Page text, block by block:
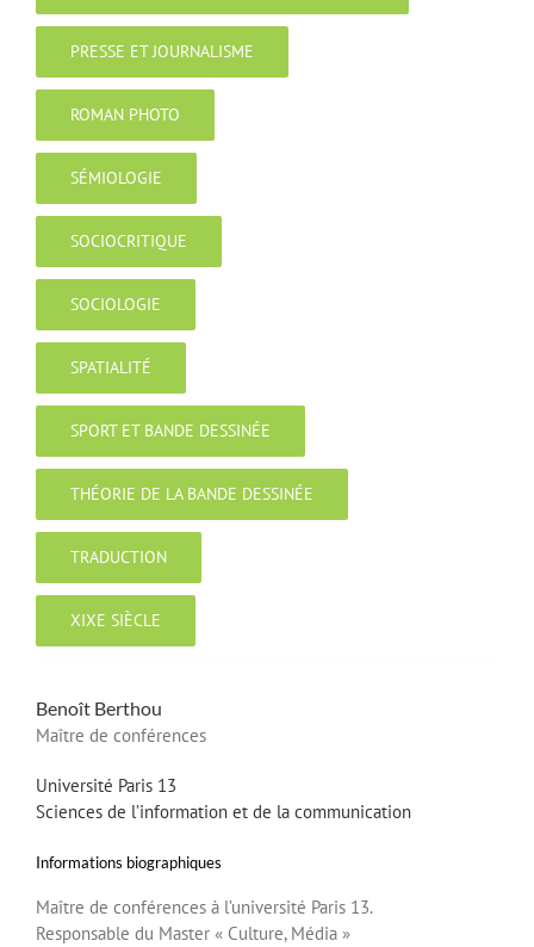
PRESSE ET JOURNALISME
ROMAN PHOTO
SÉMIOLOGIE
SOCIOCRITIQUE
SOCIOLOGIE
SPATIALITÉ
SPORT ET BANDE DESSINÉE
THÉORIE DE LA BANDE DESSINÉE
TRADUCTION
XIXE SIÈCLE
Benoît Berthou
Maître de conférences
Université Paris 13
Sciences de l’information et de la communication
Informations biographiques
Maître de conférences à l’université Paris 13.
Responsable du Master « Culture, Média »